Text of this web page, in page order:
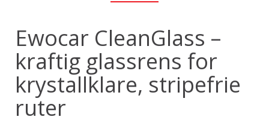
Ewocar CleanGlass –
kraftig glassrens for
krystallklare, stripefrie
ruter